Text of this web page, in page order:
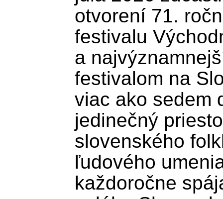
otvorení 71.
festivalu
a
festivalom na
viac ako sedem
jedinečný
slovenského
ľudového
každoročne